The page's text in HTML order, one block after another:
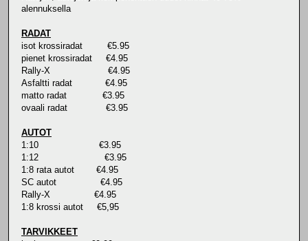
alennuksella
RADAT
isot krossiradat €5.95
pienet krossiradat €4.95
Rally-X €4.95
Asfaltti radat €4.95
matto radat €3.95
ovaali radat €3.95
AUTOT
1:10 €3.95
1:12 €3.95
1:8 rata autot €4.95
SC autot €4.95
Rally-X €4.95
1:8 krossi autot €5,95
TARVIKKEET